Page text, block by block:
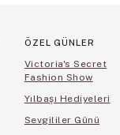
ÖZEL GÜNLER
Victoria's Secret
Fashion Show
Yılbaşı Hediyeleri
Sevgililer Günü